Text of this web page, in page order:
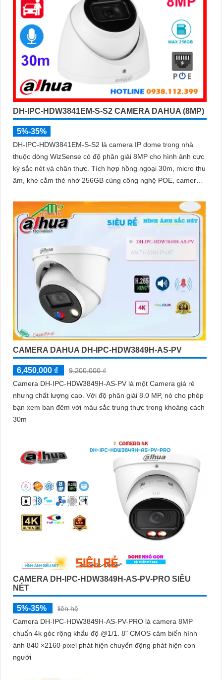
DH-IPC-HDW3841EM-S-S2 CAMERA DAHUA (8MP)
5%-35%
DH-IPC-HDW3841EM-S-S2 là camera IP dome trong nhà
thuộc dòng WizSense có độ phân giải 8MP cho hình ảnh cực
kỳ sắc nét và chân thực. Tích hợp hồng ngoại 30m, micro thu
âm, khe cắm thẻ nhớ 256GB cùng công nghệ POE, camera
CAMERA DAHUA DH-IPC-HDW3849H-AS-PV
6,450,000 ₫
9,200,000 ₫
Camera DH-IPC-HDW3849H-AS-PV là một Camera giá rẻ
nhưng chất lượng cao. Với độ phân giải 8.0 MP, nó cho phép
bạn xem ban đêm với màu sắc trung thực trong khoảng cách
30m
CAMERA DH-IPC-HDW3849H-AS-PV-PRO SIÊU
NÉT
5%-35%
liên hệ
Camera DH-IPC-HDW3849H-AS-PV-PRO là camera 8MP
chuẩn 4k góc rộng khẩu độ @1/1. 8" CMOS cảm biến hình
ảnh 840 ×2160 pixel phát hiện chuyển động phát hiện con
người